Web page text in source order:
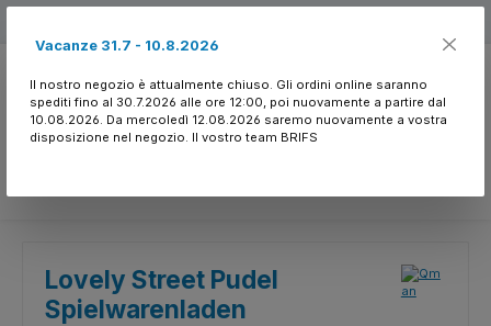
Lovely Street Pudel
Spielwarenladen
Vacanze 31.7 - 10.8.2026
Il nostro negozio è attualmente chiuso. Gli ordini online saranno
spediti fino al 30.7.2026 alle ore 12:00, poi nuovamente a partire dal
10.08.2026. Da mercoledì 12.08.2026 saremo nuovamente a vostra
disposizione nel negozio. Il vostro team BRIFS